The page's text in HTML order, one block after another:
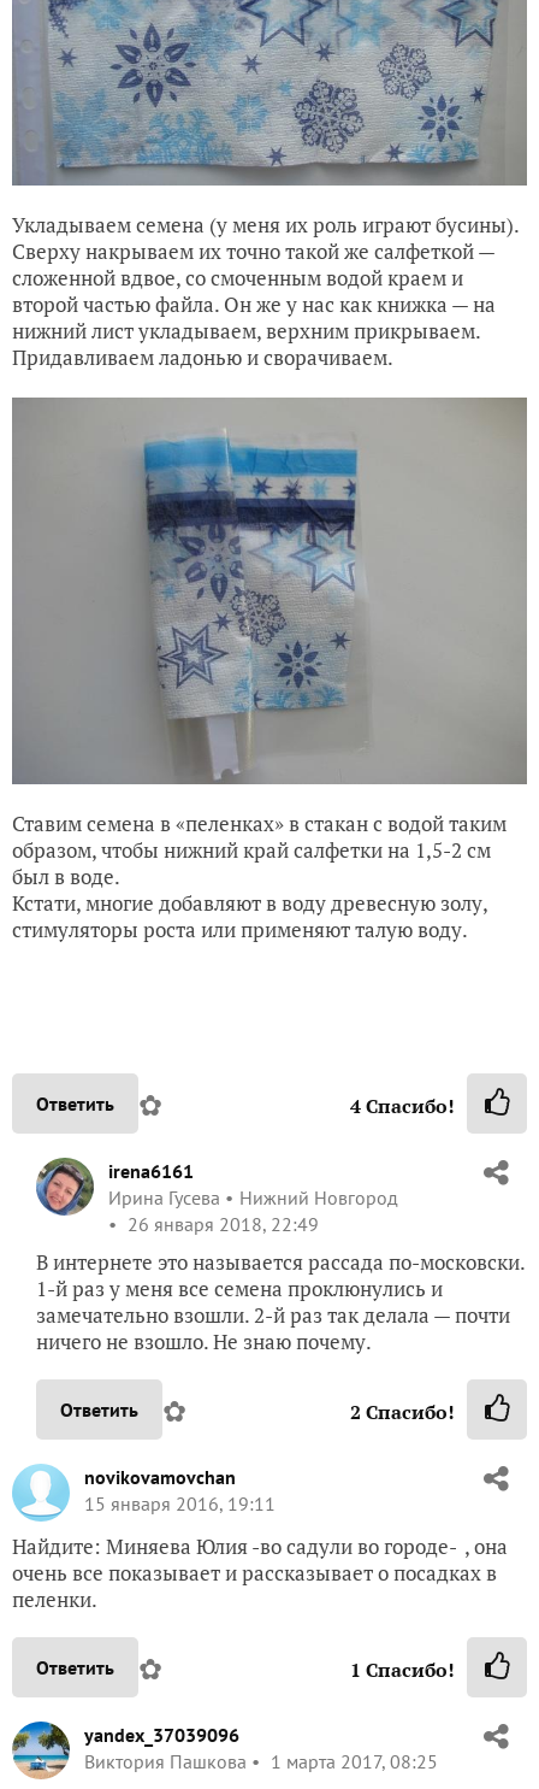
Укладываем семена (у меня их роль играют бусины).
Сверху накрываем их точно такой же салфеткой —
сложенной вдвое, со смоченным водой краем и
второй частью файла. Он же у нас как книжка — на
нижний лист укладываем, верхним прикрываем.
Придавливаем ладонью и сворачиваем.
Ставим семена в «пеленках» в стакан с водой таким
образом, чтобы нижний край салфетки на 1,5-2 см
был в воде.
Кстати, многие добавляют в воду древесную золу,
стимуляторы роста или применяют талую воду.
Ответить ✿ 4Спасибо!
irena6161
Ирина Гусева
Нижний Новгород
26 января 2018, 22:49
В интернете это называется рассада по-московски.
1-й раз у меня все семена проклюнулись и
замечательно взошли. 2-й раз так делала — почти
ничего не взошло. Не знаю почему.
Ответить ✿ 2 Спасибо!
novikovamovchan
15 января 2016, 19:11
Найдите: Миняева Юлия -во садули во городе- , она
очень все показывает и рассказывает о посадках в
пеленки.
Ответить ✿ 1 Спасибо!
yandex_37039096
Виктория Пашкова
1 марта 2017, 08:25